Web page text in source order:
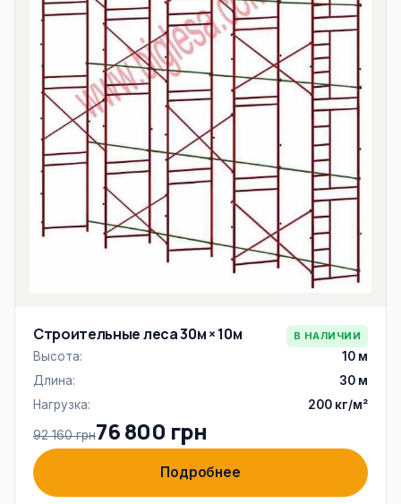
Строительные леса 30м × 10м В НАЛИЧИИ
Высота:
10 м
Длина:
30 м
Нагрузка:
200 кг/м²
92 160 грн76 800 грн
Подробнее